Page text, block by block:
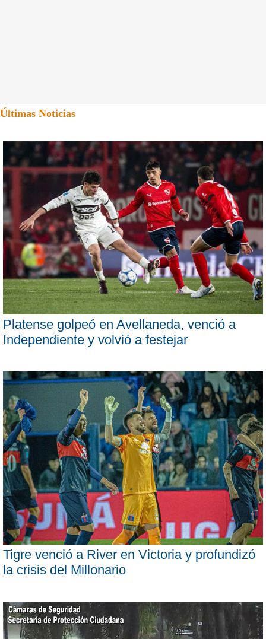
Últimas Noticias
Platense golpeó en Avellaneda, venció a
Independiente y volvió a festejar
Tigre venció a River en Victoria y profundizó
la crisis del Millonario